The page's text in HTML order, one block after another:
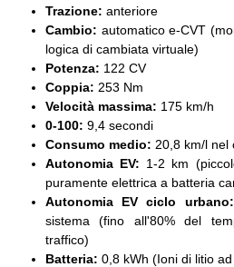
Trazione: anteriore
Cambio: automatico e-CVT
logica di cambiata virtuale)
Potenza: 122 CV
Coppia: 253 Nm
Velocità massima: 175 km/h
0-100: 9,4 secondi
Consumo medio: 20,8 km/l nel
Autonomia EV: 1-2 km
puramente elettrica a batteria
Autonomia EV ciclo urbano:
sistema (fino all'80% del
traffico)
Batteria: 0,8 kWh (Ioni di litio